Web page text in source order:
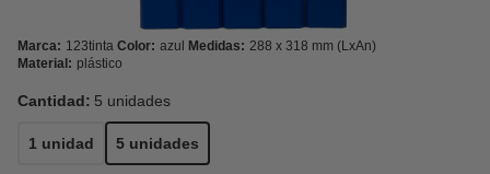
Marca: 123tinta Color: azul Medidas: 288 x 318 mm (LxAn)
Material: plástico
Cantidad: 5 unidades
1 unidad 5 unidades